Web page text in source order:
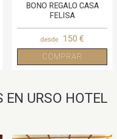
BONO REGALO CASA
FELISA
desde 150 €
COMPRAR
EN URSO HOTEL